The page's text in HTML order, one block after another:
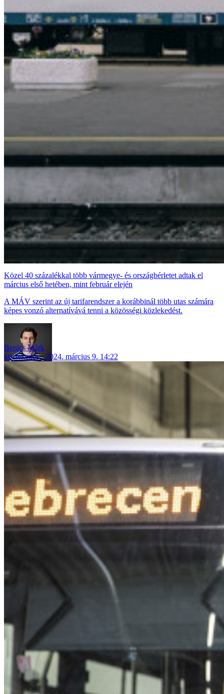
Közel 40 százalékkal több vármegye- és országbérletet adtak el
március első hetében, mint február elején
A MÁV szerint az új tarifarendszer a korábbinál több utas számára
képes vonzó alternatívává tenni a közösségi közlekedést.
Benics Márk
közlekedés
2024. március 9. 14:22